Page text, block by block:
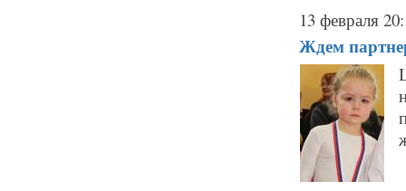
13 февраля
Ждем